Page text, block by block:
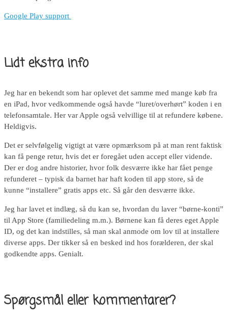
Google Play support
Lidt ekstra info
Jeg har en bekendt som har oplevet det samme med mange køb fra
en iPad, hvor vedkommende også havde “luret/overhørt” koden i en
telefonsamtale. Her var Apple også velvillige til at refundere købene.
Heldigvis.
Det er selvfølgelig vigtigt at være opmærksom på at man rent faktisk
kan få penge retur, hvis det er foregået uden accept eller vidende.
Der er dog andre historier, hvor folk desværre ikke har fået penge
refunderet – typisk da barnet har haft koden til app store, så de
kunne “installere” gratis apps etc. Så går den desværre ikke.
Jeg har lavet et indlæg, så du kan se, hvordan du laver “børne-konti”
til App Store (familiedeling m.m.). Børnene kan få deres eget Apple
ID, og det kan indstilles, så man skal anmode om lov til at installere
diverse apps. Der tikker så en besked ind hos forælderen, der skal
godkendte apps. Genialt.
Spørgsmål eller kommentarer?